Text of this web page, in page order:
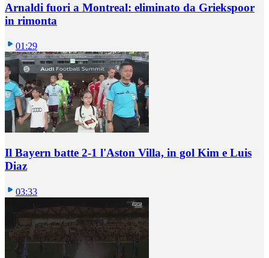
Arnaldi fuori a Montreal: eliminato da Griekspoor
in rimonta
01:29
Il Bayern batte 2-1 l'Aston Villa, in gol Kim e Luis
Diaz
03:33